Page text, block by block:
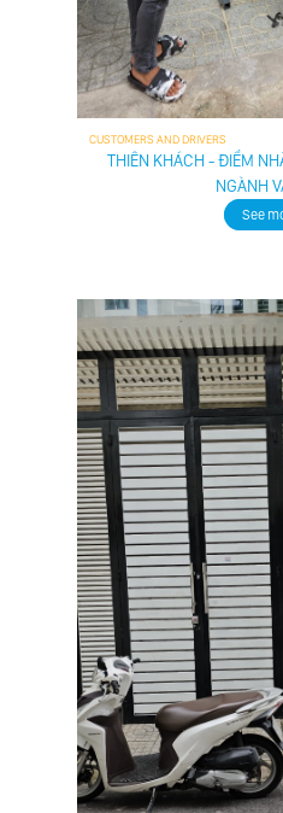
CUSTOMERS AND DRIVERS
THIÊN KHÁCH - ĐIỂM
NGÀNH
See